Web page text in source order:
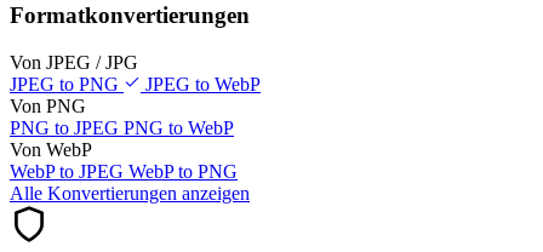
Formatkonvertierungen
Von JPEG / JPG
JPEG to PNG
JPEG to WebP
Von PNG
PNG to JPEG PNG to WebP
Von WebP
WebP to JPEG WebP to PNG
Alle Konvertierungen anzeigen